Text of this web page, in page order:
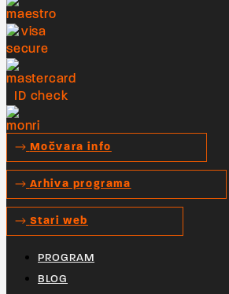
Močvara info
Arhiva programa
Stari web
PROGRAM
BLOG